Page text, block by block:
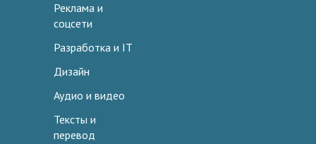
Реклама и
соцсети
Разработка и IT
Дизайн
Аудио и видео
Тексты и
перевод